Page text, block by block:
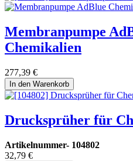
Membranpumpe
Chemikalien
277,39 €
In den Warenkorb
Drucksprüher für
Artikelnummer- 104802
32,79 €